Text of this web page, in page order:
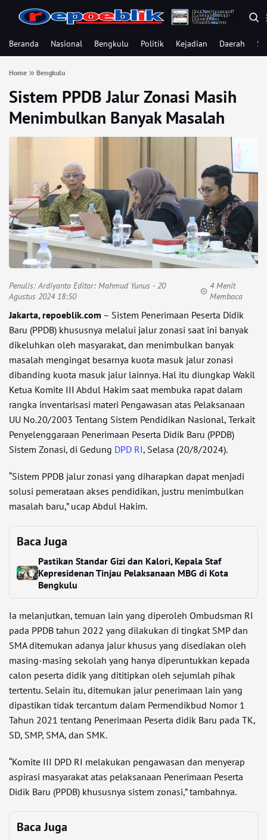
Beranda Nasional Bengkulu Politik Kejadian Daerah
Home Bengkulu
Sistem PPDB Jalur Zonasi Masih
Menimbulkan Banyak Masalah
Penulis:Ardiyanto Editor: Mahmud Yunus - 20
Agustus 2024 18:50
4 Menit
Membaca
Jakarta, repoeblik.com – Sistem Penerimaan Peserta Didik
Baru (PPDB) khususnya melalui jalur zonasi saat ini banyak
dikeluhkan oleh masyarakat, dan menimbulkan banyak
masalah mengingat besarnya kuota masuk jalur zonasi
dibanding kuota masuk jalur lainnya. Hal itu diungkap Wakil
Ketua Komite III Abdul Hakim saat membuka rapat dalam
rangka inventarisasi materi Pengawasan atas Pelaksanaan
UU No.20/2003 Tentang Sistem Pendidikan Nasional, Terkait
Penyelenggaraan Penerimaan Peserta Didik Baru (PPDB)
Sistem Zonasi, di Gedung DPD RI, Selasa (20/8/2024).
“Sistem PPDB jalur zonasi yang diharapkan dapat menjadi
solusi pemerataan akses pendidikan, justru menimbulkan
masalah baru,” ucap Abdul Hakim.
Baca Juga
Pastikan Standar Gizi dan Kalori, Kepala Staf
Kepresidenan Tinjau Pelaksanaan MBG di Kota
Bengkulu
Ia melanjutkan, temuan lain yang diperoleh Ombudsman RI
pada PPDB tahun 2022 yang dilakukan di tingkat SMP dan
SMA ditemukan adanya jalur khusus yang disediakan oleh
masing-masing sekolah yang hanya diperuntukkan kepada
calon peserta didik yang dititipkan oleh sejumlah pihak
tertentu. Selain itu, ditemukan jalur penerimaan lain yang
dipastikan tidak tercantum dalam Permendikbud Nomor 1
Tahun 2021 tentang Penerimaan Peserta didik Baru pada TK,
SD, SMP, SMA, dan SMK.
“Komite III DPD RI melakukan pengawasan dan menyerap
aspirasi masyarakat atas pelaksanaan Penerimaan Peserta
Didik Baru (PPDB) khususnya sistem zonasi,” tambahnya.
Baca Juga